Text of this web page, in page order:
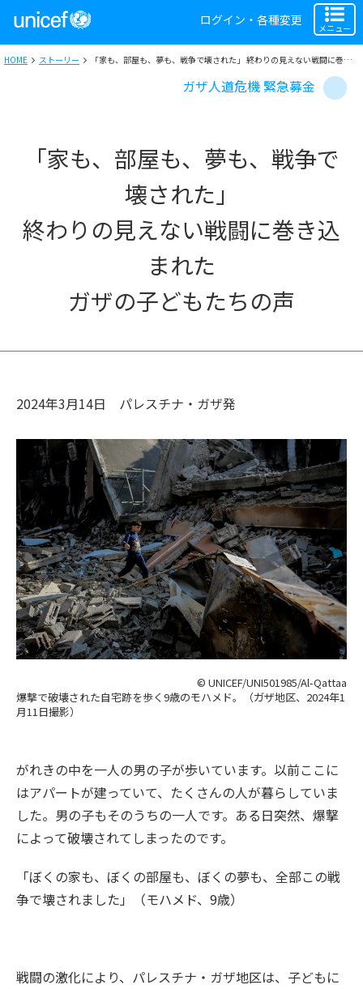
ログイン・各種変更
メニュー
HOME ストーリー 「家も、部屋も、夢も、戦争で壊された」 終わりの見えない戦闘に巻き込まれた ガザの子どもたちの声
ガザ人道危機 緊急募金
「家も、部屋も、夢も、戦争で
壊された」
終わりの見えない戦闘に巻き込
まれた
ガザの子どもたちの声
2024年3月14日 パレスチナ・ガザ発
© UNICEF/UNI501985/Al-Qattaa
爆撃で破壊された自宅跡を歩く9歳のモハメド。（ガザ地区、2024年1
月11日撮影）
がれきの中を一人の男の子が歩いています。以前ここに
はアパートが建っていて、たくさんの人が暮らしていま
した。男の子もそのうちの一人です。ある日突然、爆撃
によって破壊されてしまったのです。
「ぼくの家も、ぼくの部屋も、ぼくの夢も、全部この戦
争で壊されました」（モハメド、9歳）
戦闘の激化により、パレスチナ・ガザ地区は、子どもに